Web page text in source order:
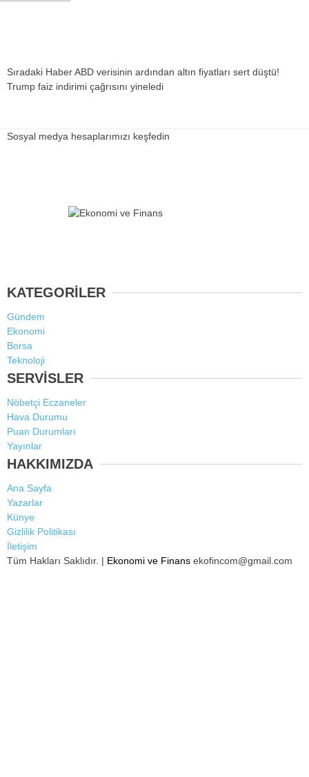
Sıradaki HaberABD verisinin ardından altın fiyatları sert düştü!
Trump faiz indirimi çağrısını yineledi
Sosyal medya hesaplarımızı keşfedin
KATEGORİLER
Gündem
Ekonomi
Borsa
Teknoloji
SERVİSLER
Nöbetçi Eczaneler
Hava Durumu
Puan Durumları
Yayınlar
HAKKIMIZDA
Ana Sayfa
Yazarlar
Künye
Gizlilik Politikası
İletişim
Tüm Hakları Saklıdır. | Ekonomi ve Finans ekofincom@gmail.com